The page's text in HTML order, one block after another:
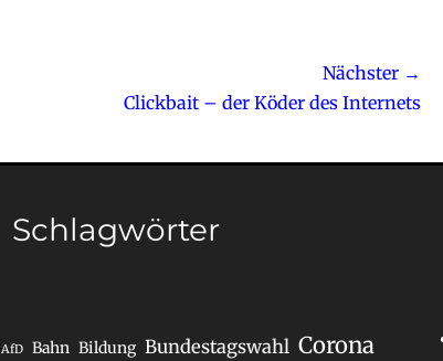
Nächster →
Clickbait – der Köder des Internets
Schlagwörter
AfD Bahn Bildung Bundestagswahl Corona